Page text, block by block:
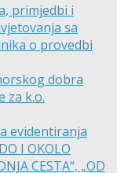
primjedbi i
sa
o provedbi
dobra
za k.o.
evidentiranja
I OKOLO
CESTA“, „OD